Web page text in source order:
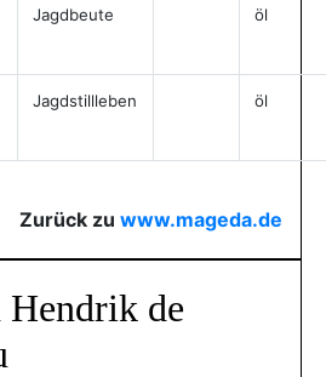
Jagdbeute öl
Jagdstillleben öl
Zurück zu www.mageda.de
de